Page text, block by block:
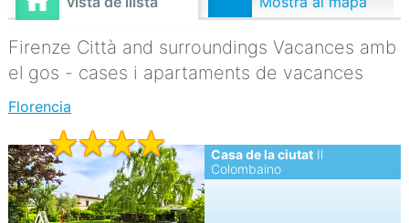
Firenze Città and surroundings Vacances amb
el gos - cases i apartaments de vacances
Florencia
Casa de la ciutatIl
Colombaino